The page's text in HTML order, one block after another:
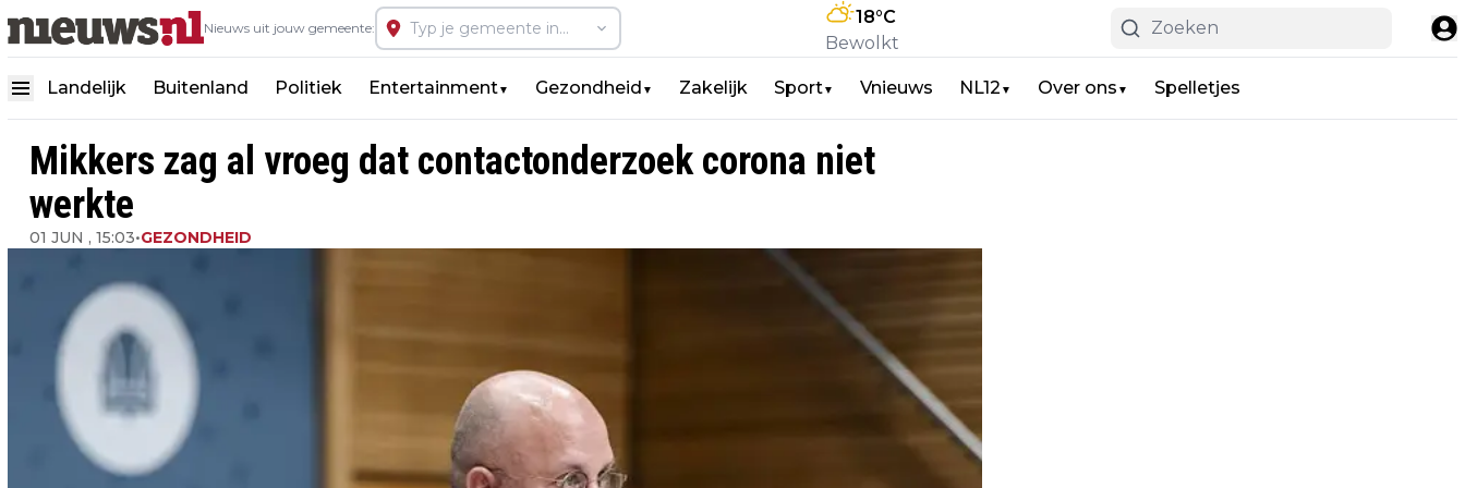
Nieuws uit jouw gemeente:
18°C
Bewolkt
Landelijk Buitenland Politiek Entertainment▼ Gezondheid ▼ Zakelijk Sport▼ Vnieuws NL12 ▼ Over ons ▼ Spelletjes
Mikkers zag al vroeg dat contactonderzoek corona niet
werkte
01 JUN , 15:03•GEZONDHEID